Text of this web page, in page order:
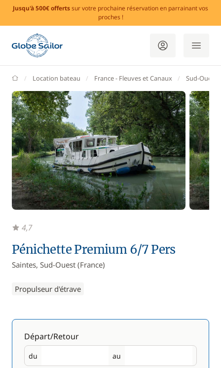
Jusqu'à 500€ offertssur votre prochaine réservation en parrainant vos
proches !
GlobeSailor
Location bateau France - Fleuves et Canaux Sud-Ouest
Pénichette Premium 6/7 Pers
Saintes, Sud-Ouest (France)
Propulseur d'étrave
4,7
Départ/Retour
du
Départ au
Retour